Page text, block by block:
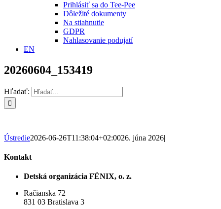
Prihlásiť sa do Tee-Pee
Dôležité dokumenty
Na stiahnutie
GDPR
Nahlasovanie podujatí
EN
20260604_153419
Hľadať:
Ústredie2026-06-26T11:38:04+02:0026. júna 2026|
Kontakt
Detská organizácia FÉNIX, o. z.
Račianska 72
831 03 Bratislava 3